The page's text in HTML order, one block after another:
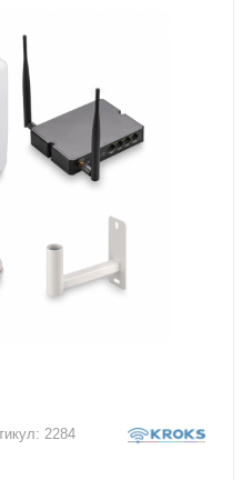
2284